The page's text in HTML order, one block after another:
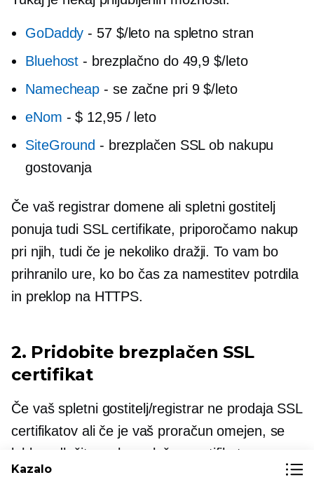
GoDaddy - 57 $/leto na spletno stran
Bluehost - brezplačno do 49,9 $/leto
Namecheap - se začne pri 9 $/leto
eNom - $ 12,95 / leto
SiteGround - brezplačen SSL ob nakupu
gostovanja
Če vaš registrar domene ali spletni gostitelj
ponuja tudi SSL certifikate, priporočamo nakup
pri njih, tudi če je nekoliko dražji. To vam bo
prihranilo ure, ko bo čas za namestitev potrdila
in preklop na HTTPS.
2. Pridobite brezplačen SSL
certifikat
Če vaš spletni gostitelj/registrar ne prodaja SSL
certifikatov ali če je vaš proračun omejen, se
lahko odločite za brezplačen certifikat.
Brezplačni certifikati so na voljo samo v eni
Kazalo